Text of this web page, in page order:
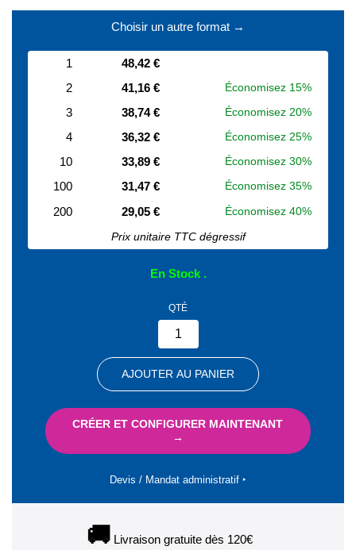
Choisir un autre format →
1
48,42 €
2
41,16 € Économisez 15%
3 38,74 € Économisez 20%
4 36,32 € Économisez 25%
10 33,89 € Économisez 30%
100 31,47 € Économisez 35%
200 29,05 €
Économisez 40%
Prix unitaire TTC dégressif
En Stock
QTÉ
AJOUTER AU PANIER
CRÉER ET CONFIGURER MAINTENANT
→
Devis / Mandat administratif ‣
🚚 Livraison gratuite dès 120€